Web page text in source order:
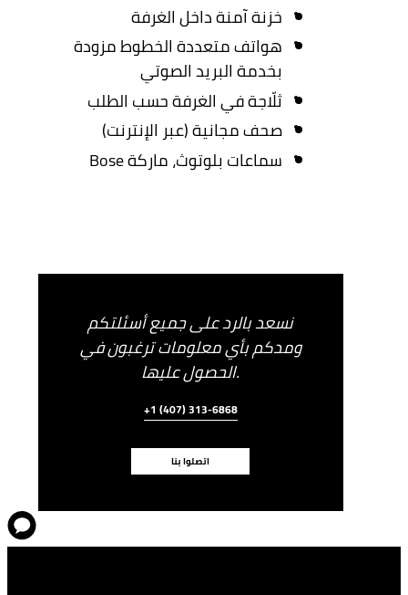
خزنة آمنة داخل الغرفة
هواتف متعددة الخطوط مزودة
بخدمة البريد الصوتي
ثلّاجة في الغرفة حسب الطلب
صحف مجانية (عبر الإنترنت)
سماعات بلوتوث، ماركة Bose
نسعد بالرد على جميع أسئلتكم
ومدكم بأي معلومات ترغبون في
الحصول عليها.
+1 (407) 313-6868
اتصلوا بنا